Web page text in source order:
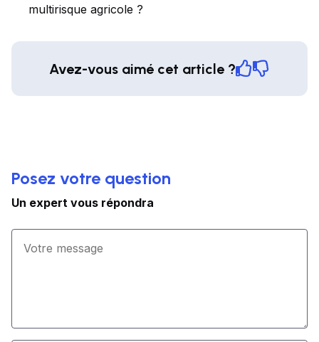
multirisque agricole ?
Avez-vous aimé cet article ?
Posez votre question
Un expert vous répondra